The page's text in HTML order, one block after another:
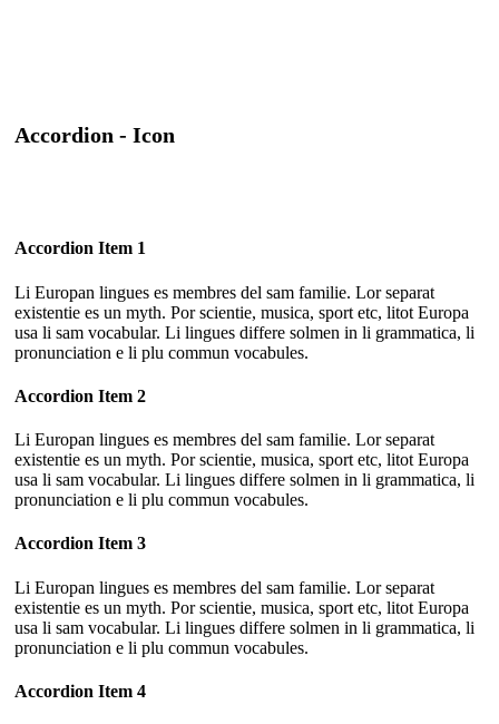
Accordion - Icon
Accordion Item 1
Li Europan lingues es membres del sam familie. Lor separat
existentie es un myth. Por scientie, musica, sport etc, litot Europa
usa li sam vocabular. Li lingues differe solmen in li grammatica, li
pronunciation e li plu commun vocabules.
Accordion Item 2
Li Europan lingues es membres del sam familie. Lor separat
existentie es un myth. Por scientie, musica, sport etc, litot Europa
usa li sam vocabular. Li lingues differe solmen in li grammatica, li
pronunciation e li plu commun vocabules.
Accordion Item 3
Li Europan lingues es membres del sam familie. Lor separat
existentie es un myth. Por scientie, musica, sport etc, litot Europa
usa li sam vocabular. Li lingues differe solmen in li grammatica, li
pronunciation e li plu commun vocabules.
Accordion Item 4